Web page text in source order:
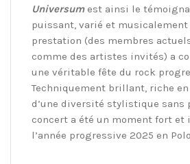
Universumest ainsi le
puissant, varié et musicalement
prestation (des membres
comme des artistes invités) a
une véritable fête du rock
Techniquement brillant, riche
d’une diversité stylistique sans
concert a été un moment fort et
l’année progressive 2025 en